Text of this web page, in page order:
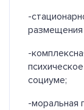
-
размещения
-
социуме;
-моральная